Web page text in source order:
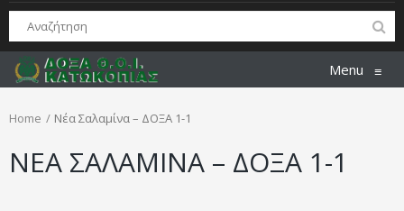
Menu ≡
Home Νέα Σαλαμίνα – ΔΟΞΑ 1-1
ΝΕΑ ΣΑΛΑΜΙΝΑ – ΔΟΞΑ 1-1